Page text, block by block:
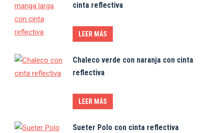
cinta reflectiva
LEER MÁS
Chaleco verde con naranja con cinta
reflectiva
LEER MÁS
Sueter Polo con cinta reflectiva